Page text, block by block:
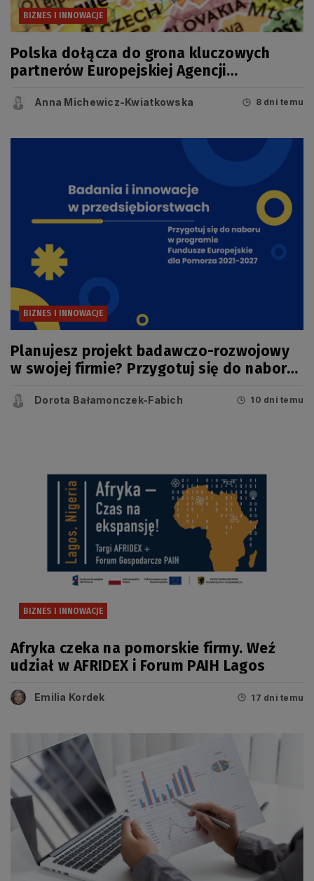
BIZNES I INNOWACJE
Polska dołącza do grona kluczowych
partnerów Europejskiej Agencji
Anna Michewicz-Kwiatkowska 8 dni temu
BIZNES I INNOWACJE
Planujesz projekt badawczo-rozwojowy
w swojej firmie? Przygotuj się do naboru
Dorota Bałamonczek-Fabich 10 dni temu
BIZNES I INNOWACJE
Afryka czeka na pomorskie firmy. Weź
udział w AFRIDEX i Forum PAIH Lagos
Emilia Kordek 17 dni temu